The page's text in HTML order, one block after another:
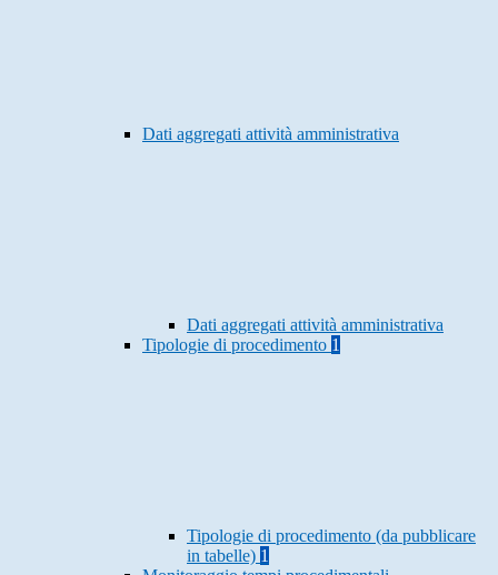
Dati aggregati attività amministrativa
Dati aggregati attività amministrativa
Tipologie di procedimento 1
Tipologie di procedimento (da pubblicare
in tabelle) 1